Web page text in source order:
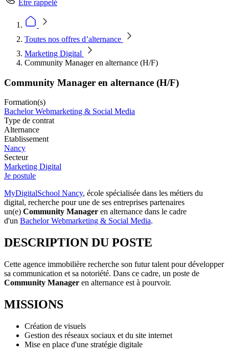
Être rappelé
Toutes nos offres d’alternance
Marketing Digital
Community Manager en alternance (H/F)
Community Manager en alternance (H/F)
Formation(s)
Bachelor Webmarketing & Social Media
Type de contrat
Alternance
Etablissement
Nancy
Secteur
Marketing Digital
Je postule
MyDigitalSchool Nancy, école spécialisée dans les métiers du
digital, recherche pour une de ses entreprises partenaires
un(e) Community Manager en alternance dans le cadre
d'un Bachelor Webmarketing & Social Media.
DESCRIPTION DU POSTE
Cette agence immobilière recherche son futur talent pour développer
sa communication et sa notoriété. Dans ce cadre, un poste de
Community Manager en alternance est à pourvoir.
MISSIONS
Création de visuels
Gestion des réseaux sociaux et du site internet
Mise en place d'une stratégie digitale